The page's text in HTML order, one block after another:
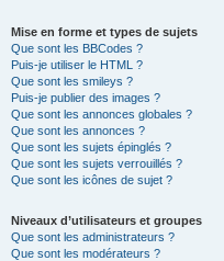
Mise en forme et types de sujets
Que sont les BBCodes ?
Puis-je utiliser le HTML ?
Que sont les smileys ?
Puis-je publier des images ?
Que sont les annonces globales ?
Que sont les annonces ?
Que sont les sujets épinglés ?
Que sont les sujets verrouillés ?
Que sont les icônes de sujet ?
Niveaux d’utilisateurs et groupes
Que sont les administrateurs ?
Que sont les modérateurs ?